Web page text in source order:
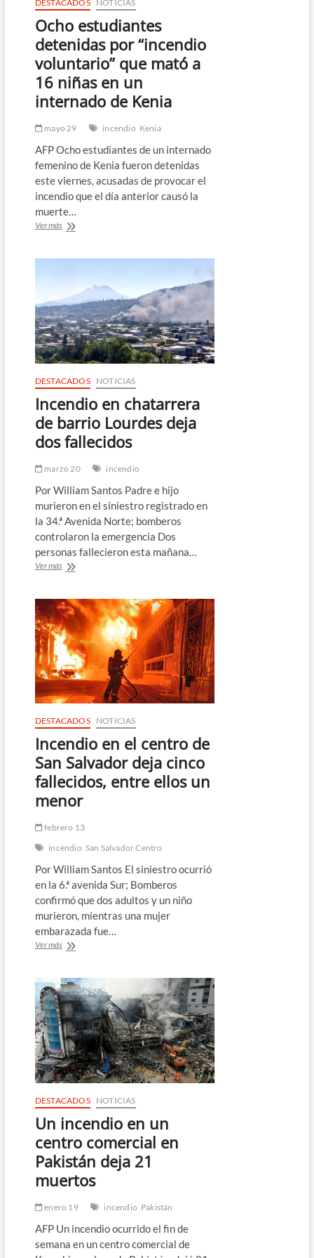
DESTACADOS NOTICIAS
Ocho estudiantes
detenidas por “incendio
voluntario” que mató a
16 niñas en un
internado de Kenia
mayo 29 incendio Kenia
AFP Ocho estudiantes de un internado
femenino de Kenia fueron detenidas
este viernes, acusadas de provocar el
incendio que el día anterior causó la
muerte…
Ver másOcho
voluntario”
que
mató
a
16
niñas
en
internado
de
DESTACADOS NOTICIAS
Incendio en chatarrera
de barrio Lourdes deja
dos fallecidos
marzo 20 incendio
Por William Santos Padre e hijo
murieron en el siniestro registrado en
la 34.ª Avenida Norte; bomberos
controlaron la emergencia Dos
personas fallecieron esta mañana…
Ver másIncendio
de
barrio
Lourdes
deja
dos
fallecidos
DESTACADOS NOTICIAS
Incendio en el centro de
San Salvador deja cinco
fallecidos, entre ellos un
menor
febrero 13
incendio San Salvador Centro
Por William Santos El siniestro ocurrió
en la 6.ª avenida Sur; Bomberos
confirmó que dos adultos y un niño
murieron, mientras una mujer
embarazada fue…
Ver másIncendio
centro
de
San
Salvador
deja
cinco
fallecidos,
entre
ellos
un
menor
DESTACADOS NOTICIAS
Un incendio en un
centro comercial en
Pakistán deja 21
muertos
enero 19 incendio Pakistán
AFP Un incendio ocurrido el fin de
semana en un centro comercial de